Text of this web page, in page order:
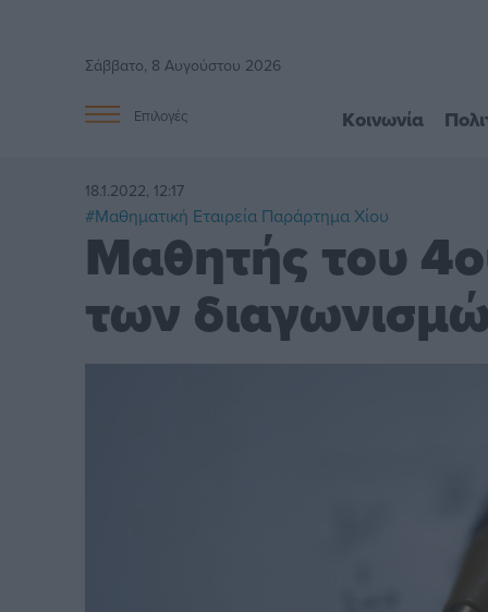
Σάββατο, 8 Αυγούστου 2026
Επιλογές Κοινωνία
18.1.2022, 12:17
#Μαθηματική Εταιρεία Παράρτημα Χίου
Μαθητής του
των